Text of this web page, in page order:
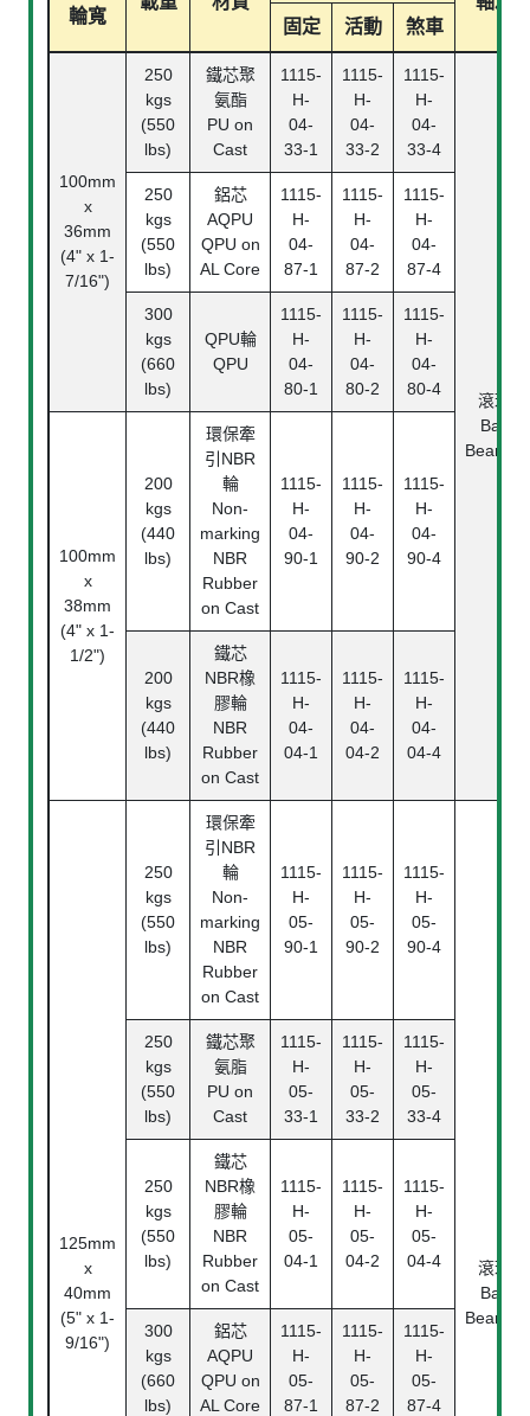
輪寬
固定
活動 煞車
100mm
x
36mm
(4" x 1-
7/16")
250
kgs
(550
lbs)
鐵芯聚
氨酯
PU on
Cast
1115-
H-
04-
33-1
1115-
H-
04-
33-2
1115-
H-
04-
33-4
滾珠
Ball
Bearing
250
kgs
(550
lbs)
鋁芯
AQPU
QPU on
AL Core
1115-
H-
04-
87-1
1115-
H-
04-
87-2
1115-
H-
04-
87-4
300
kgs
(660
lbs)
QPU輪
QPU
1115-
H-
04-
80-1
1115-
H-
04-
80-2
1115-
H-
04-
80-4
100mm
x
38mm
(4" x 1-
1/2")
200
kgs
(440
lbs)
環保牽
引NBR
輪
Non-
marking
NBR
Rubber
on Cast
1115-
H-
04-
90-1
1115-
H-
04-
90-2
1115-
H-
04-
90-4
200
kgs
(440
lbs)
鐵芯
NBR橡
膠輪
NBR
Rubber
on Cast
1115-
H-
04-
04-1
1115-
H-
04-
04-2
1115-
H-
04-
04-4
125mm
x
40mm
(5" x 1-
9/16")
250
kgs
(550
lbs)
環保牽
引NBR
輪
Non-
marking
NBR
Rubber
on Cast
1115-
H-
05-
90-1
1115-
H-
05-
90-2
1115-
H-
05-
90-4
滾珠
Ball
Bearing
250
kgs
(550
lbs)
鐵芯聚
氨脂
PU on
Cast
1115-
H-
05-
33-1
1115-
H-
05-
33-2
1115-
H-
05-
33-4
250
kgs
(550
lbs)
鐵芯
NBR橡
膠輪
NBR
Rubber
on Cast
1115-
H-
05-
04-1
1115-
H-
05-
04-2
1115-
H-
05-
04-4
300
kgs
(660
lbs)
鋁芯
AQPU
QPU on
AL Core
1115-
H-
05-
87-1
1115-
H-
05-
87-2
1115-
H-
05-
87-4